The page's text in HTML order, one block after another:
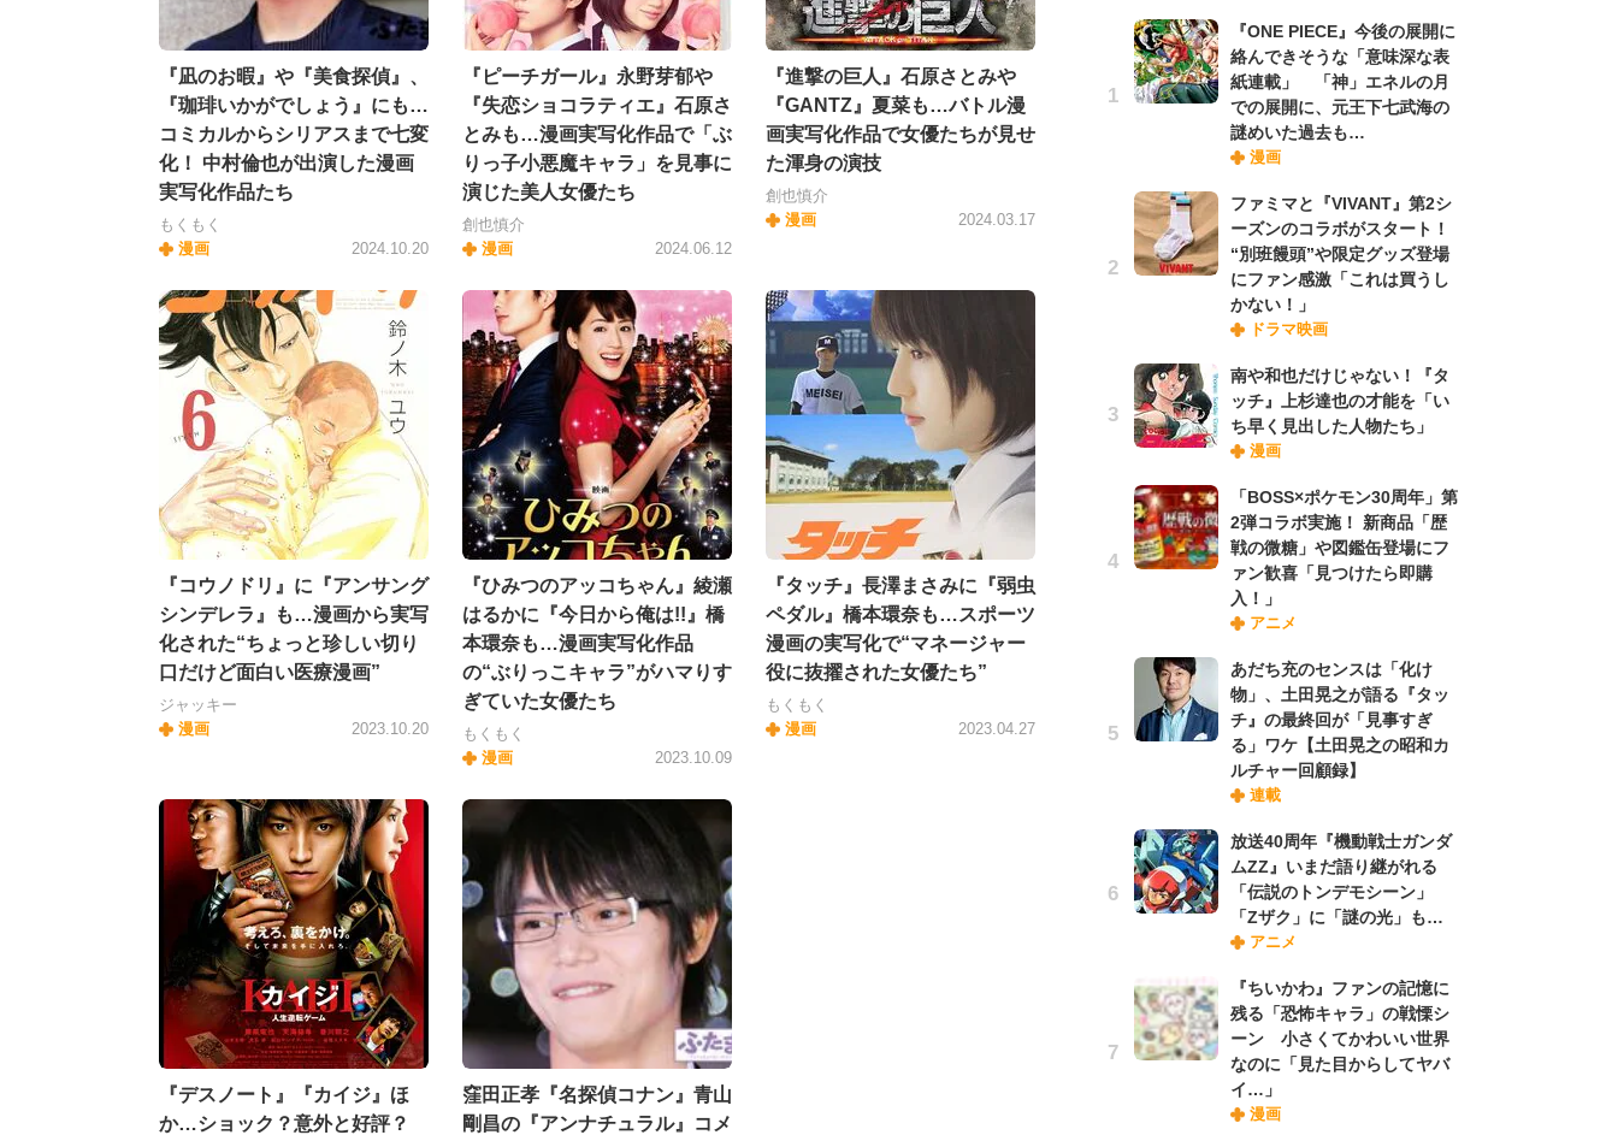
『凪のお暇』や『美食探偵』、
『珈琲いかがでしょう』にも…
コミカルからシリアスまで七変
化！ 中村倫也が出演した漫画
実写化作品たち
もくもく
漫画
2024.10.20
『ピーチガール』永野芽郁や
『失恋ショコラティエ』石原さ
とみも…漫画実写化作品で「ぶ
りっ子小悪魔キャラ」を見事に
演じた美人女優たち
創也慎介
漫画
2024.06.12
『進撃の巨人』石原さとみや
『GANTZ』夏菜も…バトル漫
画実写化作品で女優たちが見せ
た渾身の演技
創也慎介
漫画
2024.03.17
『コウノドリ』に『アンサング
シンデレラ』も…漫画から実写
化された“ちょっと珍しい切り
口だけど面白い医療漫画”
ジャッキー
漫画
2023.10.20
『ひみつのアッコちゃん』綾瀬
はるかに『今日から俺は!!』橋
本環奈も…漫画実写化作品
の“ぶりっこキャラ”がハマりす
ぎていた女優たち
もくもく
漫画
2023.10.09
『タッチ』長澤まさみに『弱虫
ペダル』橋本環奈も…スポーツ
漫画の実写化で“マネージャー
役に抜擢された女優たち”
もくもく
漫画
2023.04.27
『デスノート』『カイジ』ほ
か…ショック？意外と好評？
窪田正孝『名探偵コナン』青山
剛昌の『アンナチュラル』コメ
『ONE PIECE』今後の展開に
絡んできそうな「意味深な表
紙連載」 「神」エネルの月
での展開に、元王下七武海の
謎めいた過去も…
漫画
ファミマと『VIVANT』第2シ
ーズンのコラボがスタート！
“別班饅頭”や限定グッズ登場
にファン感激「これは買うし
かない！」
ドラマ映画
南や和也だけじゃない！『タ
ッチ』上杉達也の才能を「い
ち早く見出した人物たち」
漫画
「BOSS×ポケモン30周年」第
2弾コラボ実施！ 新商品「歴
戦の微糖」や図鑑缶登場にフ
ァン歓喜「見つけたら即購
入！」
アニメ
あだち充のセンスは「化け
物」、土田晃之が語る『タッ
チ』の最終回が「見事すぎ
る」ワケ【土田晃之の昭和カ
ルチャー回顧録】
連載
放送40周年『機動戦士ガンダ
ムZZ』いまだ語り継がれる
「伝説のトンデモシーン」
「Zザク」に「謎の光」も…
アニメ
『ちいかわ』ファンの記憶に
残る「恐怖キャラ」の戦慄シ
ーン 小さくてかわいい世界
なのに「見た目からしてヤバ
イ…」
漫画